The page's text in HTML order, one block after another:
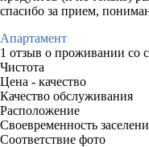
спасибо за прием,
Апартамент
1 отзыв о проживании со
Чистота
Цена - качество
Качество обслуживания
Расположение
Своевременность
Соответствие фото